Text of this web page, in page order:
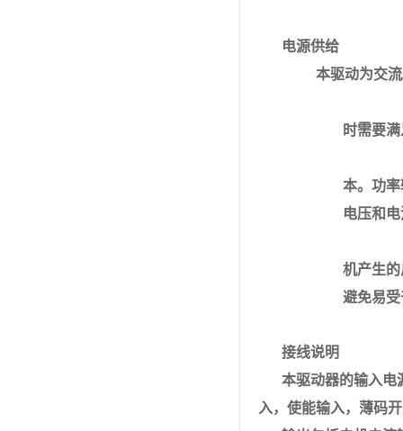
电源供给
本驱动为交
时需要
本。功
电压和
机产生
避免易
接线说明
本驱动器的输入电
入，使能输入，薄码